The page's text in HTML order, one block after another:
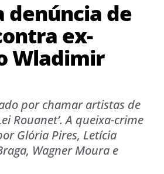
denúncia de
ex-
Wladimir
por chamar artistas de
Rouanet’. A queixa-crime
Glória Pires, Letícia
Wagner Moura e